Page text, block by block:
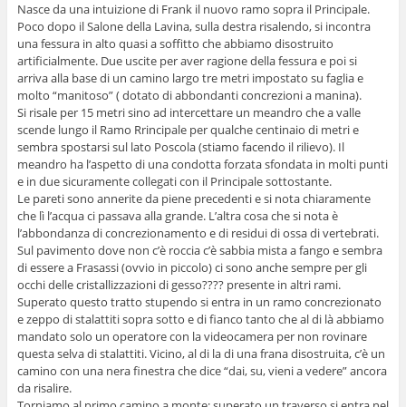
Nasce da una intuizione di Frank il nuovo ramo sopra il Principale.
Poco dopo il Salone della Lavina, sulla destra risalendo, si incontra
una fessura in alto quasi a soffitto che abbiamo disostruito
artificialmente. Due uscite per aver ragione della fessura e poi si
arriva alla base di un camino largo tre metri impostato su faglia e
molto “manitoso” ( dotato di abbondanti concrezioni a manina).
Si risale per 15 metri sino ad intercettare un meandro che a valle
scende lungo il Ramo Rrincipale per qualche centinaio di metri e
sembra spostarsi sul lato Poscola (stiamo facendo il rilievo). Il
meandro ha l’aspetto di una condotta forzata sfondata in molti punti
e in due sicuramente collegati con il Principale sottostante.
Le pareti sono annerite da piene precedenti e si nota chiaramente
che lì l’acqua ci passava alla grande. L’altra cosa che si nota è
l’abbondanza di concrezionamento e di residui di ossa di vertebrati.
Sul pavimento dove non c’è roccia c’è sabbia mista a fango e sembra
di essere a Frasassi (ovvio in piccolo) ci sono anche sempre per gli
occhi delle cristallizzazioni di gesso???? presente in altri rami.
Superato questo tratto stupendo si entra in un ramo concrezionato
e zeppo di stalattiti sopra sotto e di fianco tanto che al di là abbiamo
mandato solo un operatore con la videocamera per non rovinare
questa selva di stalattiti. Vicino, al di la di una frana disostruita, c’è un
camino con una nera finestra che dice “dai, su, vieni a vedere” ancora
da risalire.